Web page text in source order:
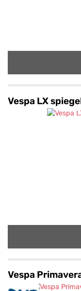
Vespa LX
Vespa